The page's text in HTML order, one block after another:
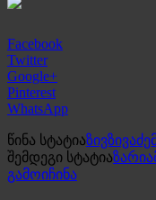
Facebook
Twitter
Google+
Pinterest
WhatsApp
წინა სტატია
შემდეგი სტატია
გამოიჩინა